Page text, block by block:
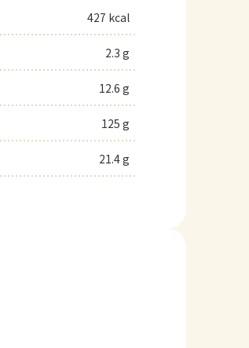
427 kcal
2.3 g
12.6 g
125 g
21.4 g